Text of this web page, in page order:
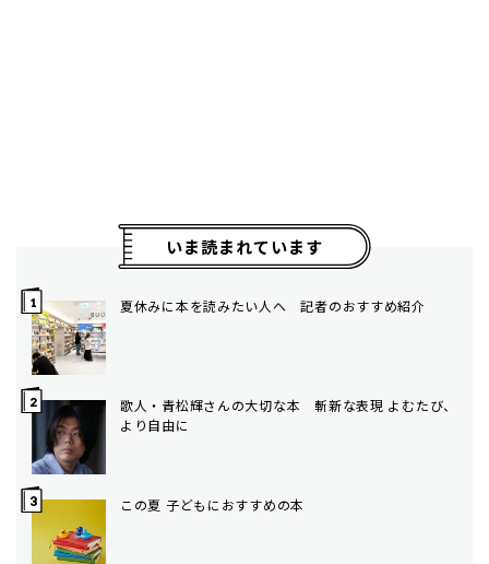
いま読まれています
夏休みに本を読みたい人へ 記者のおすすめ紹介
歌人・青松輝さんの大切な本 斬新な表現 よむたび、
より自由に
この夏 子どもにおすすめの本